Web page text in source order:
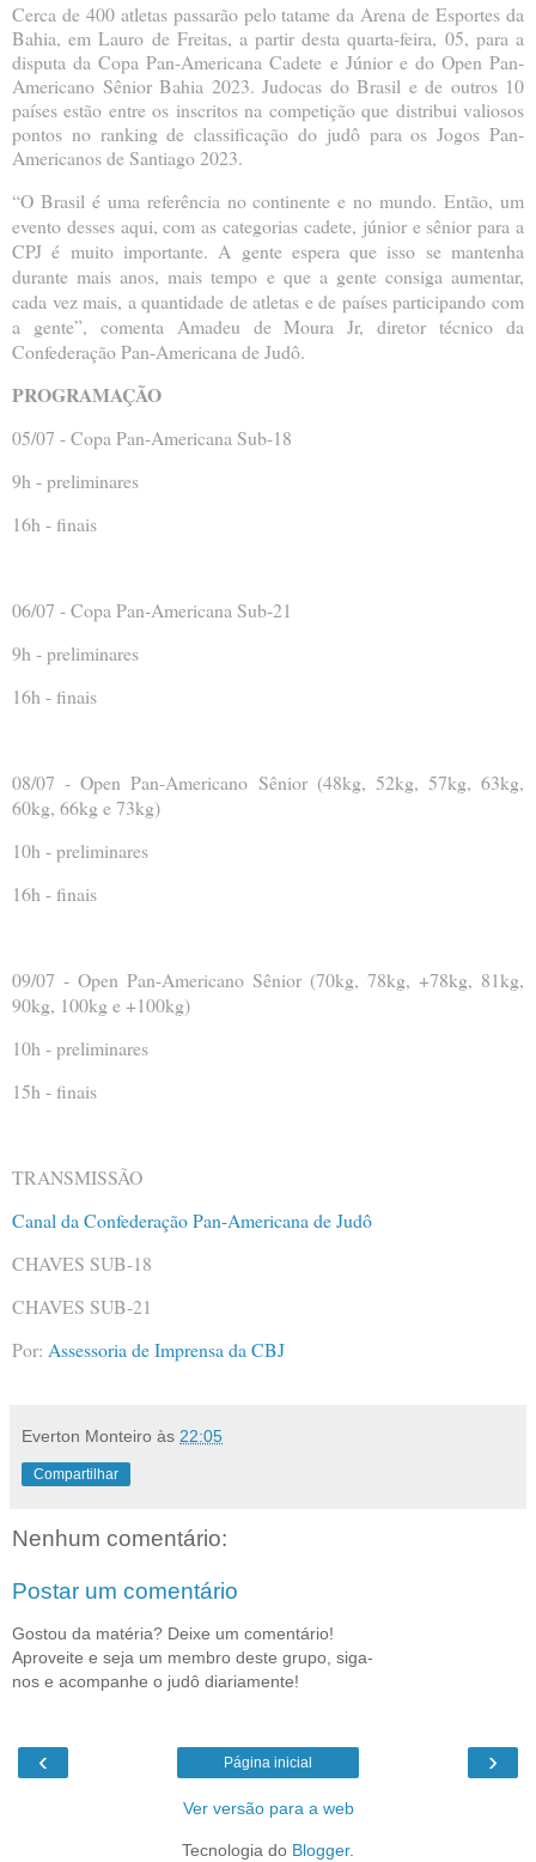
Cerca de 400 atletas passarão pelo tatame da Arena de Esportes da
Bahia, em Lauro de Freitas, a partir desta quarta-feira, 05, para a
disputa da Copa Pan-Americana Cadete e Júnior e do Open Pan-
Americano Sênior Bahia 2023. Judocas do Brasil e de outros 10
países estão entre os inscritos na competição que distribui valiosos
pontos no ranking de classificação do judô para os Jogos Pan-
Americanos de Santiago 2023.
“O Brasil é uma referência no continente e no mundo. Então, um
evento desses aqui, com as categorias cadete, júnior e sênior para a
CPJ é muito importante. A gente espera que isso se mantenha
durante mais anos, mais tempo e que a gente consiga aumentar,
cada vez mais, a quantidade de atletas e de países participando com
a gente”, comenta Amadeu de Moura Jr, diretor técnico da
Confederação Pan-Americana de Judô.
PROGRAMAÇÃO
05/07 - Copa Pan-Americana Sub-18
9h - preliminares
16h - finais
06/07 - Copa Pan-Americana Sub-21
9h - preliminares
16h - finais
08/07 - Open Pan-Americano Sênior (48kg, 52kg, 57kg, 63kg,
60kg, 66kg e 73kg)
10h - preliminares
16h - finais
09/07 - Open Pan-Americano Sênior (70kg, 78kg, +78kg, 81kg,
90kg, 100kg e +100kg)
10h - preliminares
15h - finais
TRANSMISSÃO
Canal da Confederação Pan-Americana de Judô
CHAVES SUB-18
CHAVES SUB-21
Por: Assessoria de Imprensa da CBJ
Everton Monteiro às 22:05
Compartilhar
Nenhum comentário:
Postar um comentário
Gostou da matéria? Deixe um comentário!
Aproveite e seja um membro deste grupo, siga-
nos e acompanhe o judô diariamente!
‹ ›
Página inicial
Ver versão para a web
Tecnologia do Blogger.